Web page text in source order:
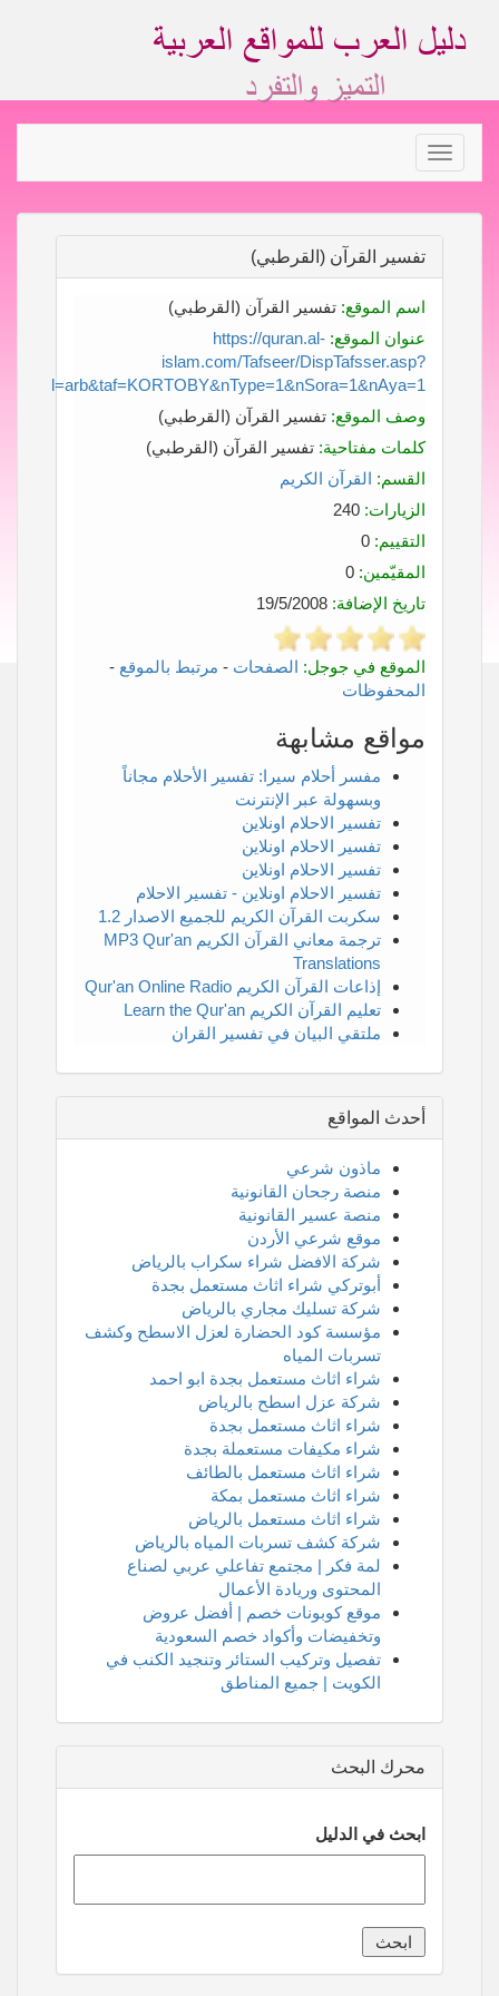
Toggle
navigation
تفسير القرآن (القرطبي)
اسم الموقع: تفسير القرآن (القرطبي)
عنوان الموقع: https://quran.al-
islam.com/Tafseer/DispTafsser.asp?
l=arb&taf=KORTOBY&nType=1&nSora=1&nAya=1
وصف الموقع: تفسير القرآن (القرطبي)
كلمات مفتاحية: تفسير القرآن (القرطبي)
القسم: القرآن الكريم
الزيارات:
التقييم:
المقيّمين:
تاريخ الإضافة:
الموقع في جوجل: الصفحات - مرتبط بالموقع -
المحفوظات
مواقع مشابهة
مفسر أحلام سيرا: تفسير الأحلام مجاناً
وبسهولة عبر الإنترنت
تفسير الاحلام اونلاين
تفسير الاحلام اونلاين
تفسير الاحلام اونلاين
تفسير الاحلام اونلاين - تفسير الاحلام
سكربت القرآن الكريم للجميع الاصدار 1.2
ترجمة معاني القرآن الكريم MP3 Qur'an
Translations
إذاعات القرآن الكريم Qur'an Online Radio
تعليم القرآن الكريم Learn the Qur'an
ملتقي البيان في تفسير القران
أحدث المواقع
ماذون شرعي
منصة رجحان القانونية
منصة عسير القانونية
موقع شرعي الأردن
شركة الافضل شراء سكراب بالرياض
أبوتركي شراء اثاث مستعمل بجدة
شركة تسليك مجاري بالرياض
مؤسسة كود الحضارة لعزل الاسطح وكشف
تسربات المياه
شراء اثاث مستعمل بجدة ابو احمد
شركة عزل اسطح بالرياض
شراء اثاث مستعمل بجدة
شراء مكيفات مستعملة بجدة
شراء اثاث مستعمل بالطائف
شراء اثاث مستعمل بمكة
شراء اثاث مستعمل بالرياض
شركة كشف تسربات المياه بالرياض
لمة فكر | مجتمع تفاعلي عربي لصناع
المحتوى وريادة الأعمال
موقع كوبونات خصم | أفضل عروض
وتخفيضات وأكواد خصم السعودية
تفصيل وتركيب الستائر وتنجيد الكنب في
الكويت | جميع المناطق
محرك البحث
ابحث في الدليل